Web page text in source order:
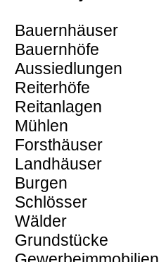
Bauernhäuser
Bauernhöfe
Aussiedlungen
Reiterhöfe
Reitanlagen
Mühlen
Forsthäuser
Landhäuser
Burgen
Schlösser
Wälder
Grundstücke